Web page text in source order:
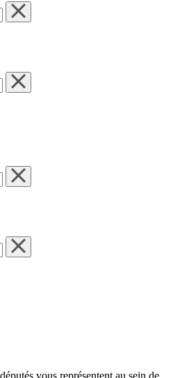
vous représentent au sein de